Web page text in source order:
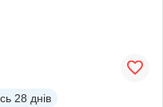
28 днів